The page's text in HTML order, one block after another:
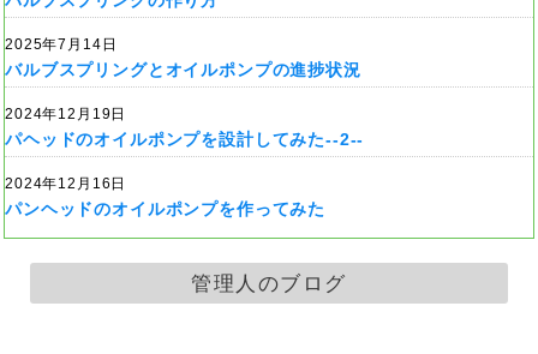
2025年7月14日
バルブスプリングとオイルポンプの進捗状況
2024年12月19日
パヘッドのオイルポンプを設計してみた--2--
2024年12月16日
パンヘッドのオイルポンプを作ってみた
管理人のブログ